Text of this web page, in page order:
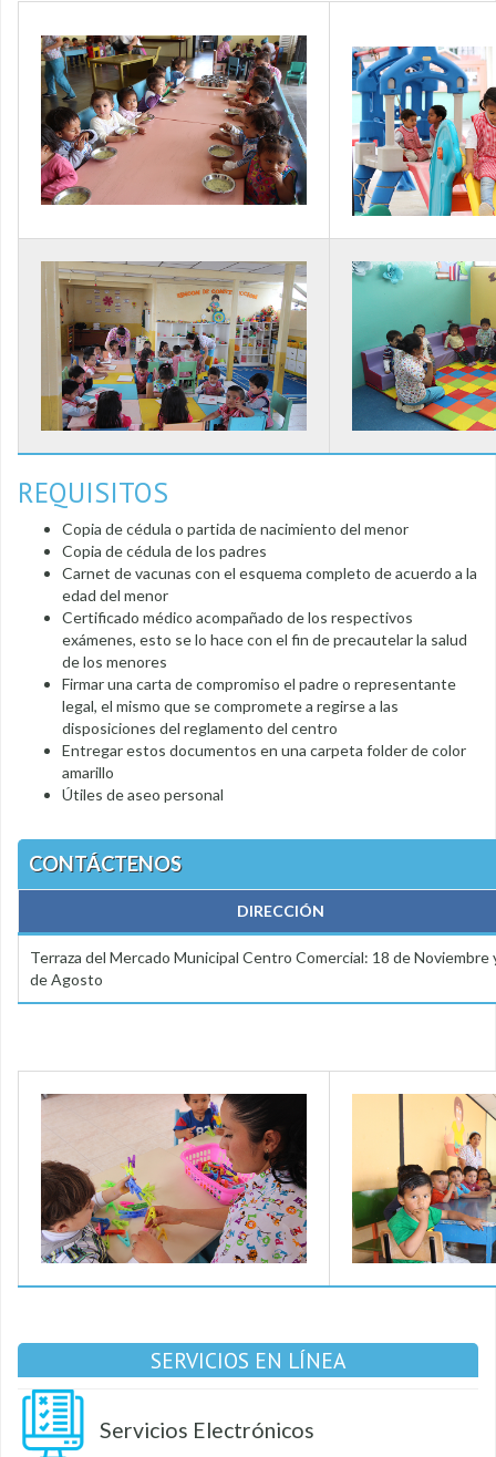
REQUISITOS
Copia de cédula o partida de nacimiento del menor
Copia de cédula de los padres
Carnet de vacunas con el esquema completo de acuerdo a la
edad del menor
Certificado médico acompañado de los respectivos
exámenes, esto se lo hace con el fin de precautelar la salud
de los menores
Firmar una carta de compromiso el padre o representante
legal, el mismo que se compromete a regirse a las
disposiciones del reglamento del centro
Entregar estos documentos en una carpeta folder de color
amarillo
Útiles de aseo personal
CONTÁCTENOS
DIRECCIÓN
Terraza del Mercado Municipal Centro Comercial: 18 de Noviembre
de Agosto
SERVICIOS EN LÍNEA
Servicios Electrónicos